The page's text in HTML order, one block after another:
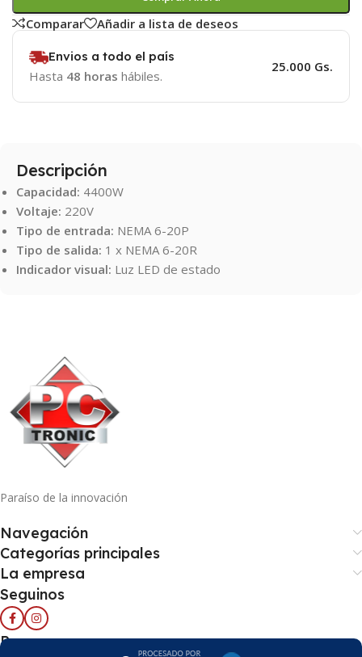
Comparar Añadir a lista de deseos
Envios a todo el país
Hasta 48 horas hábiles.
25.000 Gs.
Descripción
Capacidad: 4400W
Voltaje: 220V
Tipo de entrada: NEMA 6-20P
Tipo de salida: 1 x NEMA 6-20R
Indicador visual: Luz LED de estado
Paraíso de la innovación
Navegación
Categorías principales
La empresa
Seguinos
Pago seguro